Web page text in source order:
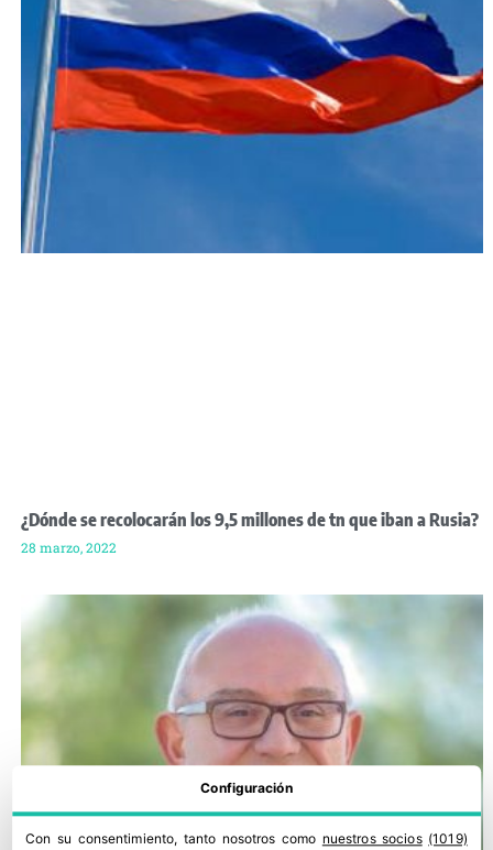
¿Dónde se recolocarán los 9,5 millones de tn que iban a Rusia?
28 marzo, 2022
Configuración
Con su consentimiento, tanto nosotros como nuestros socios (1019)